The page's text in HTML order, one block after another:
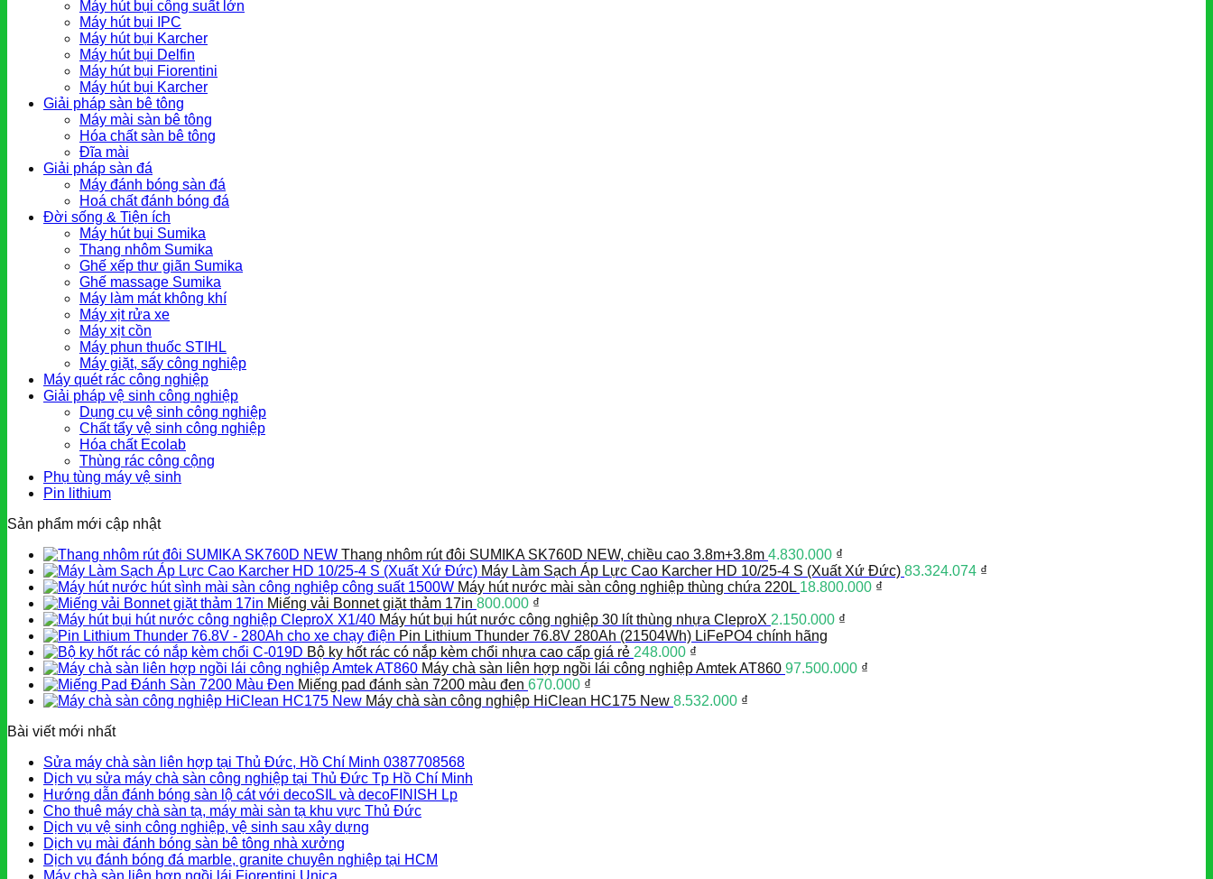
Máy hút bụi công suất lớn
Máy hút bụi IPC
Máy hút bụi Karcher
Máy hút bụi Delfin
Máy hút bụi Fiorentini
Máy hút bụi Karcher
Giải pháp sàn bê tông
Máy mài sàn bê tông
Hóa chất sàn bê tông
Đĩa mài
Giải pháp sàn đá
Máy đánh bóng sàn đá
Hoá chất đánh bóng đá
Đời sống & Tiện ích
Máy hút bụi Sumika
Thang nhôm Sumika
Ghế xếp thư giãn Sumika
Ghế massage Sumika
Máy làm mát không khí
Máy xịt rửa xe
Máy xịt cồn
Máy phun thuốc STIHL
Máy giặt, sấy công nghiệp
Máy quét rác công nghiệp
Giải pháp vệ sinh công nghiệp
Dụng cụ vệ sinh công nghiệp
Chất tẩy vệ sinh công nghiệp
Hóa chất Ecolab
Thùng rác công cộng
Phụ tùng máy vệ sinh
Pin lithium
Sản phẩm mới cập nhật
Thang nhôm rút đôi SUMIKA SK760D NEW, chiều cao 3.8m+3.8m 4.830.000 ₫
Máy Làm Sạch Áp Lực Cao Karcher HD 10/25-4 S (Xuất Xứ Đức) 83.324.074 ₫
Máy hút nước mài sàn công nghiệp thùng chứa 220L 18.800.000 ₫
Miếng vải Bonnet giặt thảm 17in 800.000 ₫
Máy hút bụi hút nước công nghiệp 30 lít thùng nhựa CleproX 2.150.000 ₫
Pin Lithium Thunder 76.8V 280Ah (21504Wh) LiFePO4 chính hãng
Bộ ky hốt rác có nắp kèm chổi nhựa cao cấp giá rẻ 248.000 ₫
Máy chà sàn liên hợp ngồi lái công nghiệp Amtek AT860 97.500.000 ₫
Miếng pad đánh sàn 7200 màu đen 670.000 ₫
Máy chà sàn công nghiệp HiClean HC175 New 8.532.000 ₫
Bài viết mới nhất
Sửa máy chà sàn liên hợp tại Thủ Đức, Hồ Chí Minh 0387708568
Dịch vụ sửa máy chà sàn công nghiệp tại Thủ Đức Tp Hồ Chí Minh
Hướng dẫn đánh bóng sàn lộ cát với decoSIL và decoFINISH Lp
Cho thuê máy chà sàn tạ, máy mài sàn tạ khu vực Thủ Đức
Dịch vụ vệ sinh công nghiệp, vệ sinh sau xây dựng
Dịch vụ mài đánh bóng sàn bê tông nhà xưởng
Dịch vụ đánh bóng đá marble, granite chuyên nghiệp tại HCM
Máy chà sàn liên hợp ngồi lái Fiorentini Unica